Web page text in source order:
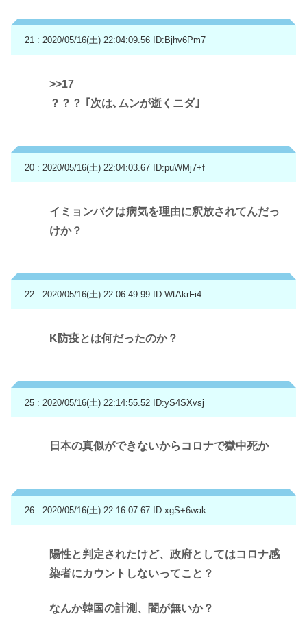
21 : 2020/05/16(土) 22:04:09.56 ID:Bjhv6Pm7
>>17
？？？ ｢次は､ムンが逝くニダ｣
20 : 2020/05/16(土) 22:04:03.67 ID:puWMj7+f
イミョンバクは病気を理由に釈放されてんだっ
けか？
22 : 2020/05/16(土) 22:06:49.99 ID:WtAkrFi4
K防疫とは何だったのか？
25 : 2020/05/16(土) 22:14:55.52 ID:yS4SXvsj
日本の真似ができないからコロナで獄中死か
26 : 2020/05/16(土) 22:16:07.67 ID:xgS+6wak
陽性と判定されたけど、政府としてはコロナ感
染者にカウントしないってこと？
なんか韓国の計測、闇が無いか？